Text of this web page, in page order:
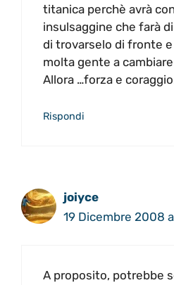
titanica perchè avrà
insulsaggine che farà
di trovarselo di fronte
molta gente a
Allora …forza e
Rispondi
joiyce
19 Dicembre 2008
A proposito, potrebbe